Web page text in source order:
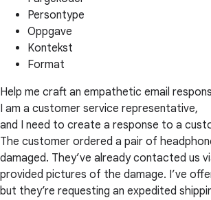
Persontype
Oppgave
Kontekst
Format
Help me craft an empathetic email
I am a customer service representative,
and I need to create a response to a
The customer ordered a pair of
damaged. They’ve already contacted us
provided pictures of the damage. I’ve
but they’re requesting an expedited